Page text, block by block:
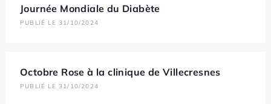
Journée Mondiale du Diabète
PUBLIÉ LE 31/10/2024
Octobre Rose à la clinique de Villecresnes
PUBLIÉ LE 31/10/2024